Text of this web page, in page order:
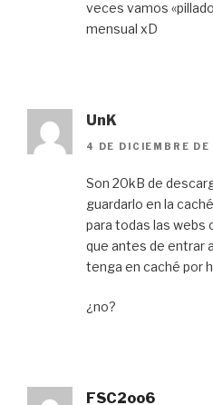
veces vamos
mensual xD
UnK
4 DE DICIEMBRE
Son 20kB de
guardarlo en la
para todas las webs
que antes de entrar
tenga en caché por
¿no?
FSC2oo6